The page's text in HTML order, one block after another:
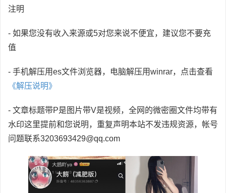
注明
- 如果您没有收入来源或5对您来说不便宜，建议您不要充
值
- 手机解压用es文件浏览器，电脑解压用winrar，点击查看
《解压说明》
- 文章标题带P是图片带V是视频，全网的微密圈文件均带有
水印这里提前和您说明，重复声明本站不发违规资源，帐号
问题联系3203693429@qq.com